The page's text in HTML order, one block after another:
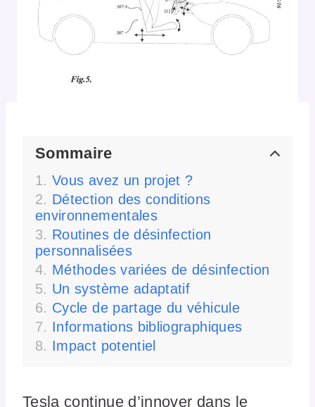
Sommaire
Vous avez un projet ?
Détection des conditions
environnementales
Routines de désinfection
personnalisées
Méthodes variées de désinfection
Un système adaptatif
Cycle de partage du véhicule
Informations bibliographiques
Impact potentiel
Tesla continue d’innover dans le